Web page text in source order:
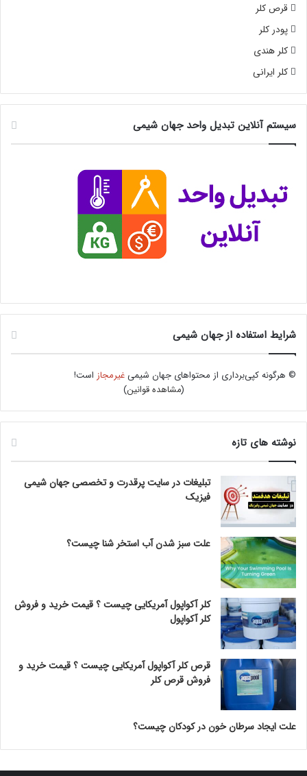
قرص کلر
پودر کلر
کلر هندی
کلر ایرانی
سیستم آنلاین تبدیل واحد جهان شیمی
شرایط استفاده از جهان شیمی
© هرگونه کپی‌برداری از محتواهای جهان شیمیغیرمجاز است!
(مشاهده قوانین)
نوشته های تازه
تبلیغات در سایت پرقدرت و تخصصی جهان شیمی
فیزیک
علت سبز شدن آب استخر شنا چیست؟
کلر آکواپول آمریکایی چیست ؟ قیمت خرید و فروش
کلر آکواپول
قرص کلر آکواپول آمریکایی چیست ؟ قیمت خرید و
فروش قرص کلر
علت ایجاد سرطان خون در کودکان چیست؟